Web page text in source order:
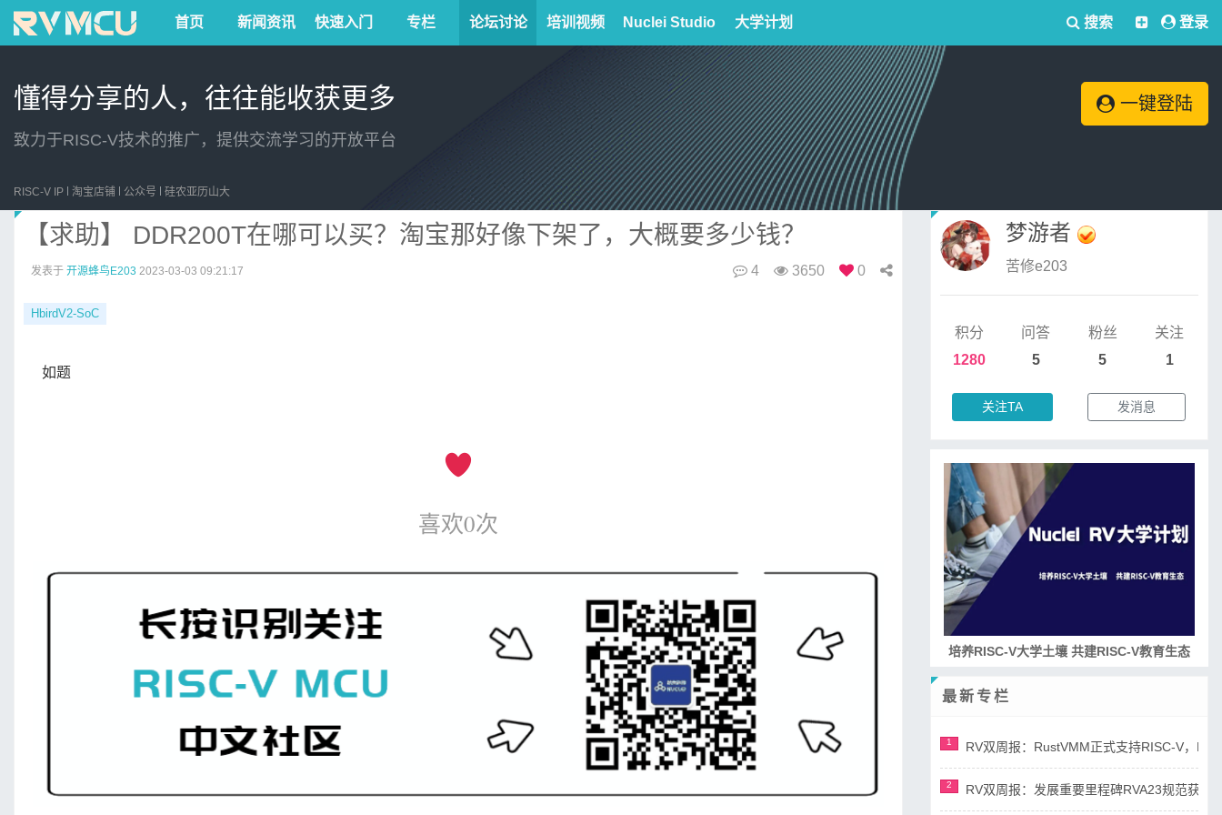
首页 新闻资讯 快速入门 专栏 论坛讨论 培训视频 Nuclei Studio 大学计划 搜索 登录
懂得分享的人，往往能收获更多
致力于RISC-V技术的推广，提供交流学习的开放平台
一键登陆
RISC-V IP 淘宝店铺 公众号 硅农亚历山大
【求助】 DDR200T在哪可以买？淘宝那好像下架了，大概要多少钱？
发表于 开源蜂鸟E203 2023-03-03 09:21:17 4 3650 0
HbirdV2-SoC
如题
喜欢0次
梦游者
苦修e203
积分
1280
问答
5
粉丝
5
关注
1
关注TA 发消息
培养RISC-V大学土壤 共建RISC-V教育生态
最新专栏
1 RV双周报：RustVMM正式支持RISC-V，
2 RV双周报：发展重要里程碑RVA23规范获